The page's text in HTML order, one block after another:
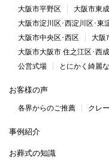
大阪市平野区
大阪市東
大阪市淀川区･西淀川区･東
大阪市中央区･西区
大阪
大阪市大阪市 住之江区･西
公営式場
とにかく綺麗
お客様の声
各界からのご推薦 クレ
事例紹介
お葬式の知識